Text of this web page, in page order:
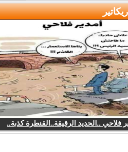
فلاحي ..الحديد الرقيقة..القنطرة كذبة..